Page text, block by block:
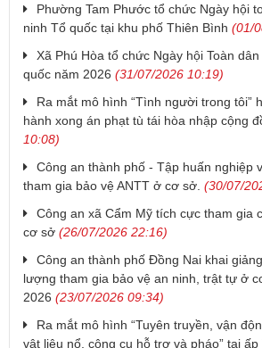
Phường Tam Phước tổ chức Ngày hội
ninh Tổ quốc tại khu phố Thiên Bình (01/
Xã Phú Hòa tổ chức Ngày hội Toàn
quốc năm 2026 (31/07/2026 10:19)
Ra mắt mô hình “Tình người trong tôi”
hành xong án phạt tù tái hòa nhập cộng
10:08)
Công an thành phố - Tập huấn nghiệp
tham gia bảo vệ ANTT ở cơ sở. (30/07/
Công an xã Cẩm Mỹ tích cực tham gia
cơ sở (26/07/2026 22:16)
Công an thành phố Đồng Nai khai
lượng tham gia bảo vệ an ninh, trật tự ở
2026 (23/07/2026 09:34)
Ra mắt mô hình “Tuyên truyền, vận
vật liệu nổ, công cụ hỗ trợ và pháo” tại